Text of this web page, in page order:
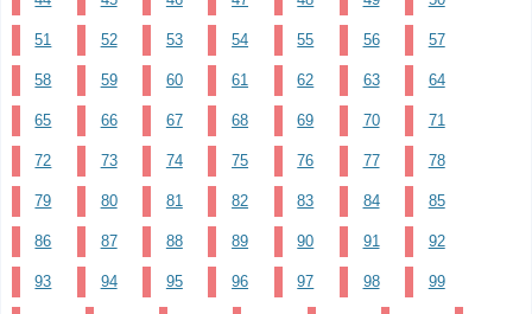
51 52 53 54 55 56 57
58 59 60 61 62 63 64
65 66 67 68 69 70 71
72 73 74 75 76 77 78
79 80 81 82 83 84 85
86 87 88 89 90 91 92
93 94 95 96 97 98 99